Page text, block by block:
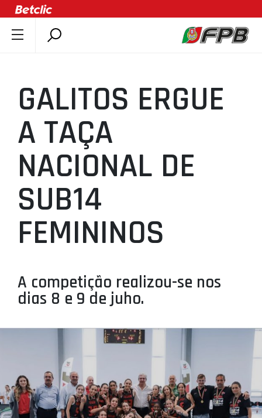
ÚLTIMAS
COMPETIÇÕES
ASSOCIAÇÕES
CLUBES
AGENTES
AGENDA
SELEÇÕES
MINIBASQUETE
PROJETOS
LIGA BETCLIC MASCULINA
LIGA BETCLIC FEMININA
GALITOS ERGUE
A TAÇA
NACIONAL DE
SUB14
FEMININOS
A competição realizou-se nos
dias 8 e 9 de juho.